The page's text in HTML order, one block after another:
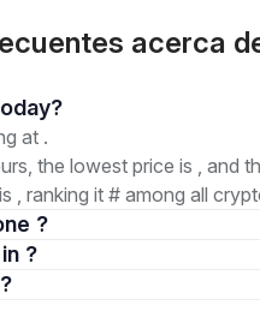
acerca
much is today?
at .
the lowest price is , and
, ranking it # among all
?
?